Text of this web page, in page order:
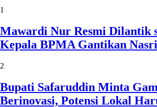
1
Mawardi Nur Resmi Dilantik
Kepala BPMA Gantikan
2
Bupati Safaruddin Minta
Berinovasi, Potensi Lokal